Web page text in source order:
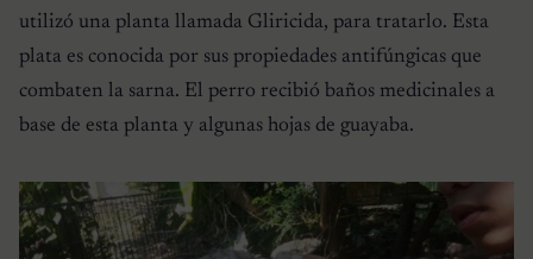
utilizó una planta llamada Gliricida, para tratarlo. Esta
plata es conocida por sus propiedades antifúngicas que
combaten la sarna. El perro recibió baños medicinales a
base de esta planta y algunas hojas de guayaba.